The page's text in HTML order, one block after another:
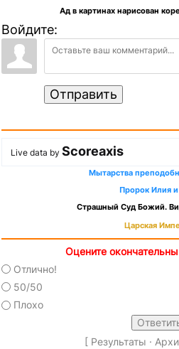
Ад в картинах нарисован
Войдите:
Отправить
Live data by Scoreaxis
Мытарства
Пророк Илия
Страшный Суд Божий.
Царская
Оцените
Отлично!
50/50
Плохо
[ Результаты ·